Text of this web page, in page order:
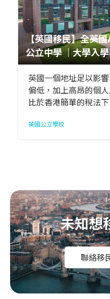
【英國移民】全英
公立中學 ｜大學入
樓盤盤源
英國一個地址足以影
偏低，加上高昂的個
比於香港簡單的稅法
顯重要，如能考進
英國公立學校
未知想
聯絡移